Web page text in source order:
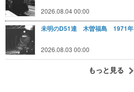
2026.08.04 00:00
未明のD51達 木曽福島 1971年
2026.08.03 00:00
もっと見る